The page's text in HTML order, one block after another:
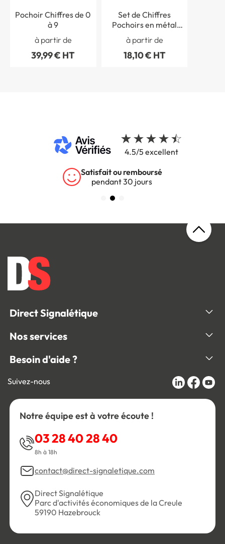
Pochoir Chiffres de 0
à 9
à partir de
39,99 € HT
Set de Chiffres
Pochoirs en métal
pour Marquage au sol
à partir de
18,10 € HT
4.5/5 excellent
Satisfait ou remboursé
pendant 30 jours
Direct Signalétique
Nos services
Besoin d'aide ?
Suivez-nous
Notre équipe est à votre écoute !
03 28 40 28 40
8h à 18h
contact@direct-signaletique.com
Direct Signalétique
Parc d'activités économiques de la Creule
59190 Hazebrouck